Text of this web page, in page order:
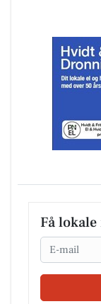
Få lokale
Email